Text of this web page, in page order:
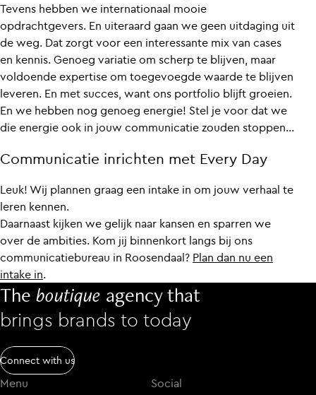
Tevens hebben we internationaal mooie
opdrachtgevers. En uiteraard gaan we geen uitdaging uit
de weg. Dat zorgt voor een interessante mix van cases
en kennis. Genoeg variatie om scherp te blijven, maar
voldoende expertise om toegevoegde waarde te blijven
leveren. En met succes, want ons portfolio blijft groeien.
En we hebben nog genoeg energie! Stel je voor dat we
die energie ook in jouw communicatie zouden stoppen…
Communicatie inrichten met Every Day
Leuk! Wij plannen graag een intake in om jouw verhaal te
leren kennen.
Daarnaast kijken we gelijk naar kansen en sparren we
over de ambities. Kom jij binnenkort langs bij ons
communicatiebureau in Roosendaal? Plan dan nu een
intake in.
The boutique agency that
brings brands to today
Connect with us
Menu
Social